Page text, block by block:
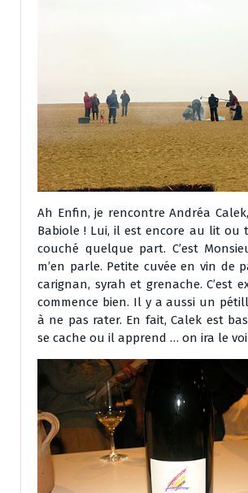
Ah Enfin, je rencontre Andréa
Babiole ! Lui, il est encore au lit ou
couché quelque part. C’est
m’en parle. Petite cuvée en vin de
carignan, syrah et grenache. C’est
commence bien. Il y a aussi un
à ne pas rater. En fait, Calek est
se cache ou il apprend … on ira le